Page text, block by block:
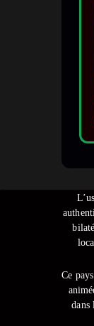
Ce
dans